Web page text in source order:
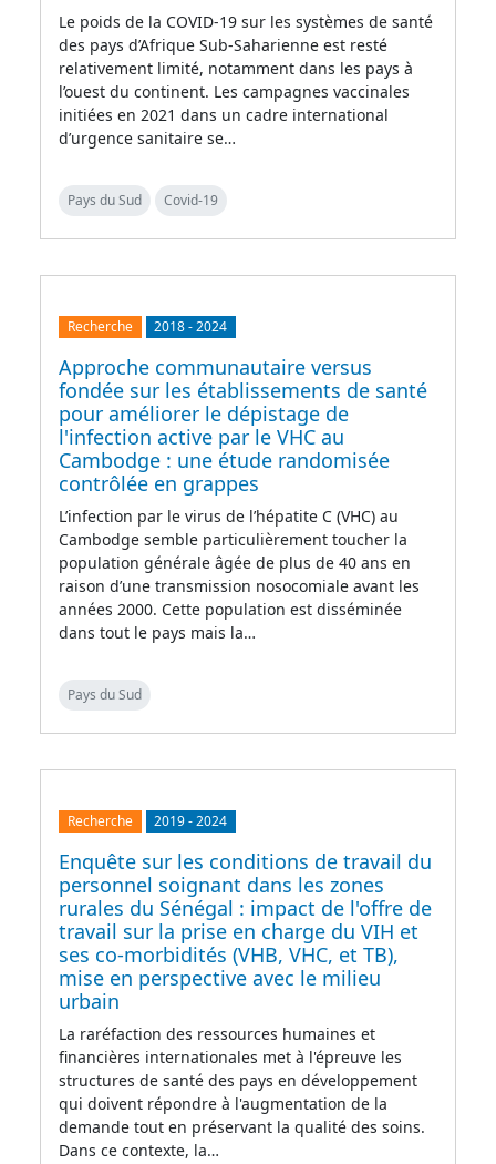
Le poids de la COVID-19 sur les systèmes de santé
des pays d’Afrique Sub-Saharienne est resté
relativement limité, notamment dans les pays à
l’ouest du continent. Les campagnes vaccinales
initiées en 2021 dans un cadre international
d’urgence sanitaire se…
Pays du Sud Covid-19
Recherche 2018-2024
Approche communautaire versus
fondée sur les établissements de santé
pour améliorer le dépistage de
l'infection active par le VHC au
Cambodge : une étude randomisée
contrôlée en grappes
L’infection par le virus de l’hépatite C (VHC) au
Cambodge semble particulièrement toucher la
population générale âgée de plus de 40 ans en
raison d’une transmission nosocomiale avant les
années 2000. Cette population est disséminée
dans tout le pays mais la…
Pays du Sud
Recherche 2019-2024
Enquête sur les conditions de travail du
personnel soignant dans les zones
rurales du Sénégal : impact de l'offre de
travail sur la prise en charge du VIH et
ses co-morbidités (VHB, VHC, et TB),
mise en perspective avec le milieu
urbain
La raréfaction des ressources humaines et
financières internationales met à l'épreuve les
structures de santé des pays en développement
qui doivent répondre à l'augmentation de la
demande tout en préservant la qualité des soins.
Dans ce contexte, la…